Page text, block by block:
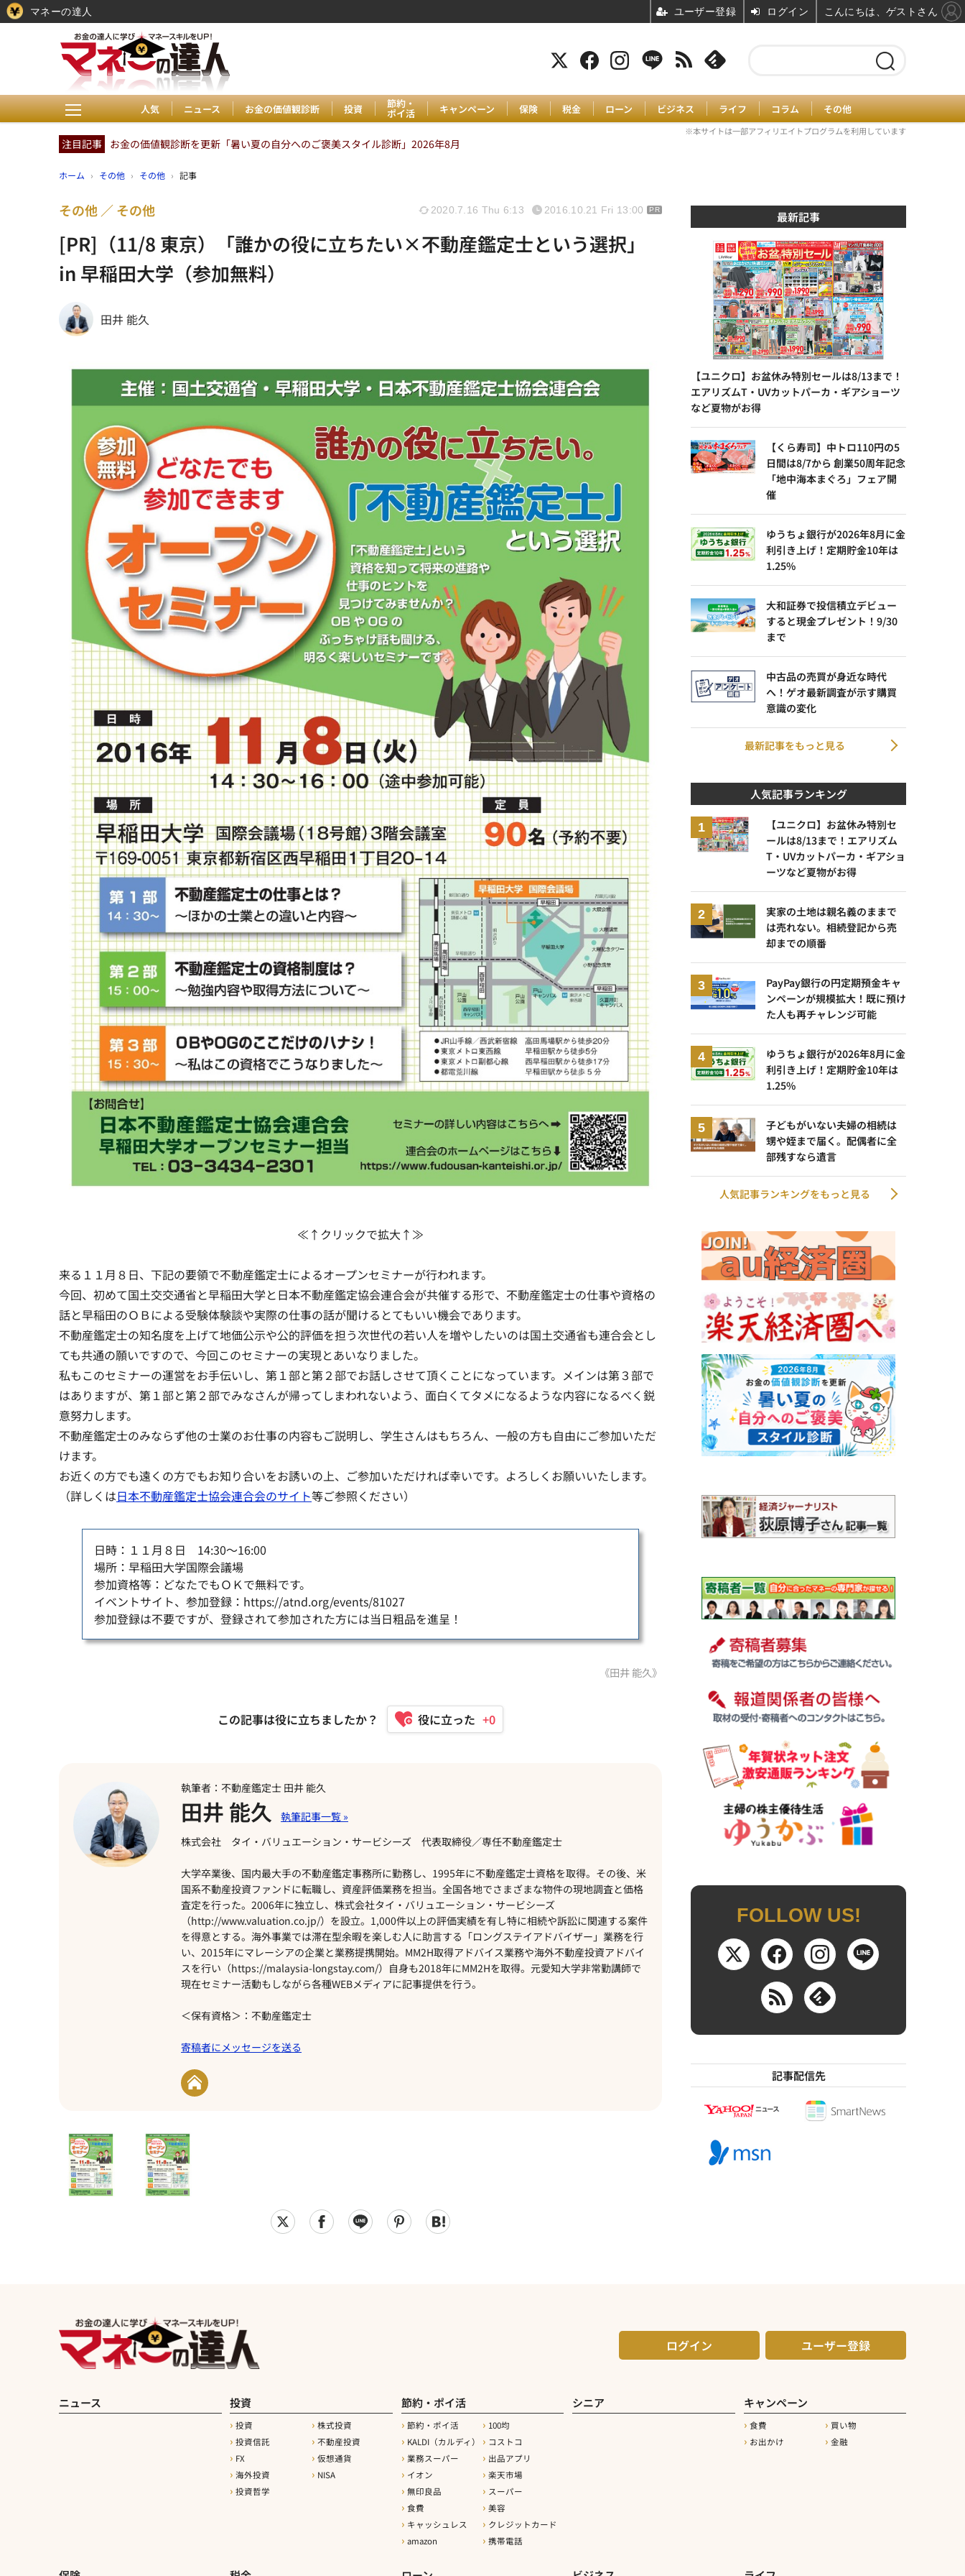
人気 ニュース お金の価値観診断 投資 節約・
ポイ活 キャンペーン 保険 税金 ローン ビジネス ライフ コラム その他
※本サイトは一部アフィリエイトプログラムを利用しています
注目記事 お金の価値観診断を更新「暑い夏の自分へのご褒美スタイル診断」2026年8月
ホーム › その他 › その他 › 記事
[PR]（11/8 東京）「誰かの役に立ちたい×不動産鑑定士という選択」
in 早稲田大学（参加無料）
その他 その他 2020.7.16 Thu 6:13 2016.10.21 Fri 13:00 PR
田井 能久
≪↑クリックで拡大↑≫
来る１１月８日、下記の要領で不動産鑑定士によるオープンセミナーが行われます。
今回、初めて国土交交通省と早稲田大学と日本不動産鑑定協会連合会が共催する形で、不動産鑑定士の仕事や資格の
話と早稲田のＯＢによる受験体験談や実際の仕事の話が聞けるとてもいい機会であります。
不動産鑑定士の知名度を上げて地価公示や公的評価を担う次世代の若い人を増やしたいのは国土交通省も連合会とし
ても共通の願いですので、今回このセミナーの実現とあいなりました。
私もこのセミナーの運営をお手伝いし、第１部と第２部でお話しさせて頂くことになっています。メインは第３部で
はありますが、第１部と第２部でみなさんが帰ってしまわれないよう、面白くてタメになるような内容になるべく鋭
意努力します。
不動産鑑定士のみならず他の士業のお仕事の内容もご説明し、学生さんはもちろん、一般の方も自由にご参加いただ
けます。
お近くの方でも遠くの方でもお知り合いをお誘いの上、ご参加いただければ幸いです。よろしくお願いいたします。
（詳しくは日本不動産鑑定士協会連合会のサイト等ご参照ください）
日時：１１月８日 14:30～16:00
場所：早稲田大学国際会議場
参加資格等：どなたでもＯＫで無料です。
イベントサイト、参加登録：https://atnd.org/events/81027
参加登録は不要ですが、登録されて参加された方には当日粗品を進呈！
《田井 能久》
この記事は役に立ちましたか？ +0
執筆者：不動産鑑定士 田井 能久
田井 能久
株式会社 タイ・バリュエーション・サービシーズ 代表取締役／専任不動産鑑定士
大学卒業後、国内最大手の不動産鑑定事務所に勤務し、1995年に不動産鑑定士資格を取得。その後、米
国系不動産投資ファンドに転職し、資産評価業務を担当。全国各地でさまざまな物件の現地調査と価格
査定を行った。2006年に独立し、株式会社タイ・バリュエーション・サービシーズ
（http://www.valuation.co.jp/）を設立。1,000件以上の評価実績を有し特に相続や訴訟に関連する案件
を得意とする。海外事業では滞在型余暇を楽しむ人に助言する「ロングステイアドバイザー」業務を行
い、2015年にマレーシアの企業と業務提携開始。MM2H取得アドバイス業務や海外不動産投資アドバイ
スを行い（https://malaysia-longstay.com/）自身も2018年にMM2Hを取得。元愛知大学非常勤講師で
現在セミナー活動もしながら各種WEBメディアに記事提供を行う。
＜保有資格＞：不動産鑑定士
寄稿者にメッセージを送る
最新記事
【ユニクロ】お盆休み特別セールは8/13まで！
エアリズムT・UVカットパーカ・ギアショーツ
など夏物がお得
【くら寿司】中トロ110円の5
日間は8/7から 創業50周年記念
「地中海本まぐろ」フェア開
催
ゆうちょ銀行が2026年8月に金
利引き上げ！定期貯金10年は
1.25%
大和証券で投信積立デビュー
すると現金プレゼント！9/30
まで
中古品の売買が身近な時代
へ！ゲオ最新調査が示す購買
意識の変化
最新記事をもっと見る
人気記事ランキング
【ユニクロ】お盆休み特別セ
ールは8/13まで！エアリズム
T・UVカットパーカ・ギアショ
ーツなど夏物がお得
実家の土地は親名義のままで
は売れない。相続登記から売
却までの順番
PayPay銀行の円定期預金キャ
ンペーンが規模拡大！既に預け
た人も再チャレンジ可能
ゆうちょ銀行が2026年8月に金
利引き上げ！定期貯金10年は
1.25%
子どもがいない夫婦の相続は
甥や姪まで届く。配偶者に全
部残すなら遺言
人気記事ランキングをもっと見る
FOLLOW US!
記事配信先
ログイン ユーザー登録
ニュース 投資
投資
株式投資
投資信託
不動産投資
FX
仮想通貨
海外投資
NISA
投資哲学
節約・ポイ活
節約・ポイ活
100均
KALDI（カルディ）
コストコ
業務スーパー
出品アプリ
イオン
楽天市場
無印良品
スーパー
食費
美容
キャッシュレス
クレジットカード
amazon
携帯電話
シニア キャンペーン
食費
買い物
お出かけ
金融
マネーの達人 ユーザー登録 ログイン こんにちは、ゲストさん